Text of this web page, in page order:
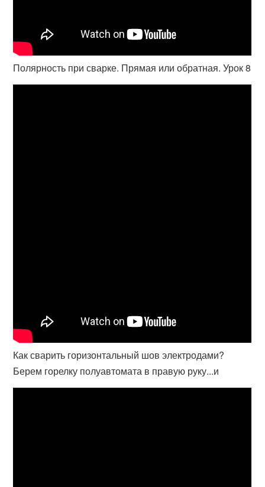
Полярность при сварке. Прямая или обратная. Урок 8
Как сварить горизонтальный шов электродами?
Берем горелку полуавтомата в правую руку...и